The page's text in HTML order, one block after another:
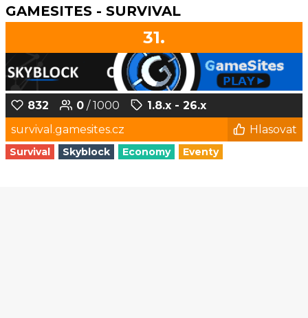
GAMESITES - SURVIVAL
31.
832 0 / 1000
1.8.x - 26.x
survival.gamesites.cz
Hlasovat
Survival Skyblock Economy Eventy